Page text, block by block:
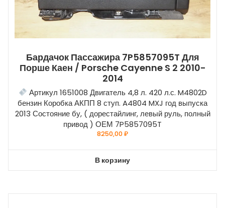
Бардачок Пассажира 7P5857095T Для
Порше Каен / Porsche Cayenne S 2 2010-
2014
Артикул 1651008 Двигатель 4,8 л. 420 л.с. M4802D
бензин Коробка АКПП 8 ступ. A4804 MXJ год выпуска
2013 Состояние бу, ( дорестайлинг, левый руль, полный
привод ) ОЕМ 7P5857095T
8250,00₽
В корзину